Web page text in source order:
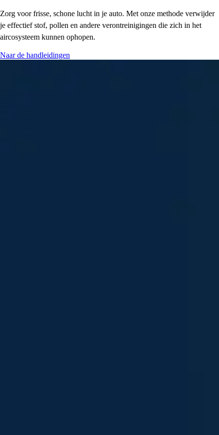
Zorg voor frisse, schone lucht in je auto. Met onze methode verwijder
je effectief stof, pollen en andere verontreinigingen die zich in het
aircosysteem kunnen ophopen.
Naar de handleidingen